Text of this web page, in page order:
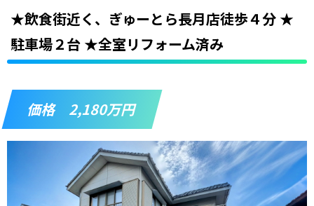
★飲食街近く、ぎゅーとら長月店徒歩４分 ★
駐車場２台 ★全室リフォーム済み
価格 2,180万円